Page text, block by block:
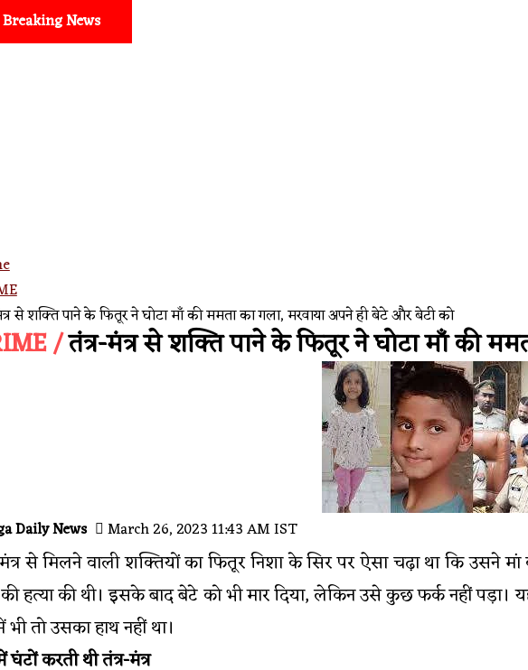
Breaking News
से शक्ति पाने के फितूर ने घोटा माँ की ममता का गला, मरवाया अपने ही बेटे और बेटी को
/तंत्र-मंत्र से शक्ति पाने के फितूर ने घोटा माँ की
Daily News March 26, 2023 11:43 AM IST
से मिलने वाली शक्तियों का फितूर निशा के सिर पर ऐसा चढ़ा था कि उसने
हत्या की थी। इसके बाद बेटे को भी मार दिया, लेकिन उसे कुछ फर्क नहीं पड़ा।
तो उसका हाथ नहीं था।
करती थी तंत्र-मंत्र